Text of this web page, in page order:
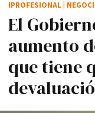
El
aumento
que tiene
IPROFESIONAL